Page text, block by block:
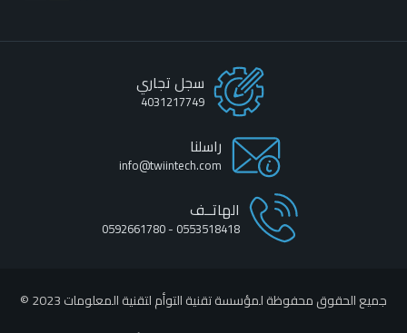
سجل تجاري
4031217749
راسلنا
info@twiintech.com
الهاتــف
0553518418 - 0592661780
جميع الحقوق محفوظة لمؤسسة تقنية التوأم لتقنية المعلومات 2023 ©